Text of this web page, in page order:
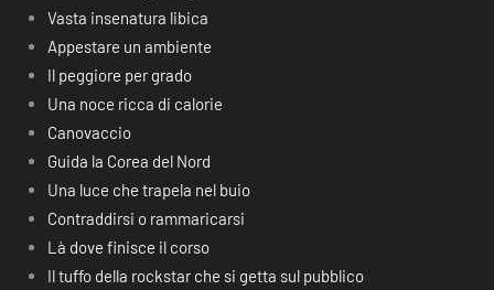
Vasta insenatura libica
Appestare un ambiente
Il peggiore per grado
Una noce ricca di calorie
Canovaccio
Guida la Corea del Nord
Una luce che trapela nel buio
Contraddirsi o rammaricarsi
Là dove finisce il corso
Il tuffo della rockstar che si getta sul pubblico